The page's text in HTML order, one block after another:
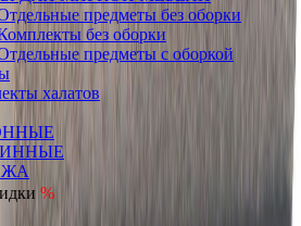
предметы без оборки
без оборки
предметы с оборкой
халатов
%